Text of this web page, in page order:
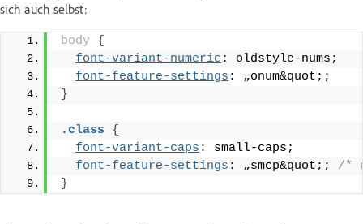
sich auch selbst:
body {
font-variant-numeric : oldstyle-nums;
font-feature-settings : „onum&quot;;
}
.class
{
font-variant-caps : small-caps;
font-feature-settings : „smcp&quot;; /*
}